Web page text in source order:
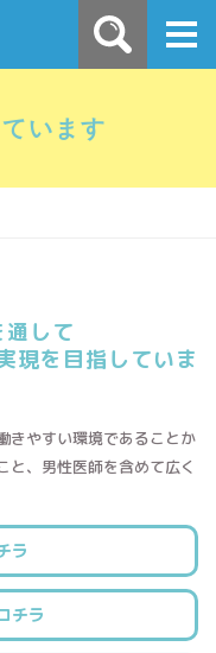
います
して
現を目指していま
きやすい環境であることか
と、男性医師を含めて広く
ラ
チラ